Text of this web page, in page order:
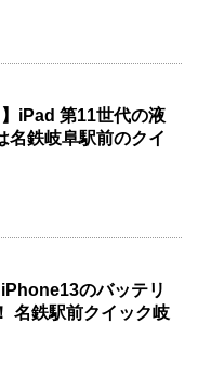
】iPad 第11世代の液
名鉄岐阜駅前のクイ
iPhone13のバッテリ
名鉄駅前クイック岐